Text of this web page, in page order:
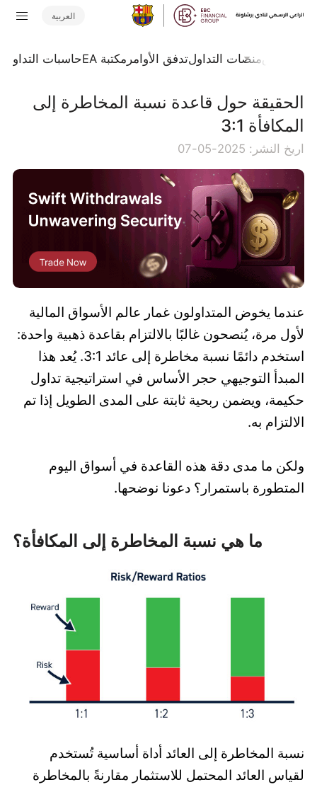
العربية
السوقمنصات التداولتدفق الأوامر مكتبة EA حاسبات التداول
الحقيقة حول قاعدة نسبة المخاطرة إلى
المكافأة 3:1
اريخ النشر: 2025-05-07
عندما يخوض المتداولون غمار عالم الأسواق المالية
لأول مرة، يُنصحون غالبًا بالالتزام بقاعدة ذهبية واحدة:
استخدم دائمًا نسبة مخاطرة إلى عائد 3:1. يُعد هذا
المبدأ التوجيهي حجر الأساس في استراتيجية تداول
حكيمة، ويضمن ربحية ثابتة على المدى الطويل إذا تم
الالتزام به.
ولكن ما مدى دقة هذه القاعدة في أسواق اليوم
المتطورة باستمرار؟ دعونا نوضحها.
ما هي نسبة المخاطرة إلى المكافأة؟
نسبة المخاطرة إلى العائد أداة أساسية تُستخدم
لقياس العائد المحتمل للاستثمار مقارنةً بالمخاطرة